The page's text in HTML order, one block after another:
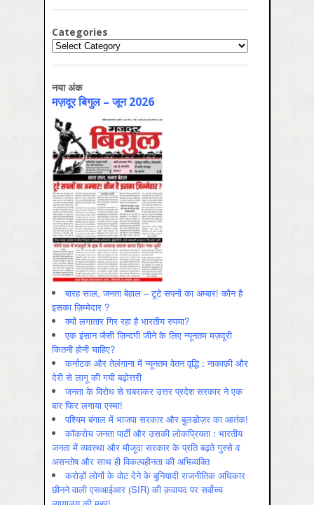
Categories
Categories
नया अंक
मज़दूर बिगुल – जून 2026
बारह साल, जनता बेहाल – टूटे सपनों का अम्बार! कौन है
इसका ज़िम्मेदार ?
क्यों लगातार गिर रहा है भारतीय रुपया?
एक इंसान जैसी ज़िन्दगी जीने के लिए न्यूनतम मज़दूरी
कितनी होनी चाहिए?
कर्नाटक और तेलंगाना में न्यूनतम वेतन वृद्धि : नाकाफ़ी और
देरी से लागू की गयी बढ़ोत्तरी
जनता के विरोध से घबराकर उत्तर प्रदेश सरकार ने एक
बार फिर लगाया एस्मा!
पश्चिम बंगाल में भाजपा सरकार और बुलडोज़र का आतंक!
कॉकरोच जनता पार्टी और उसकी लोकप्रियता : भारतीय
जनता में व्‍यवस्‍था और मौजूदा सरकार के प्रति बढ़ते गुस्‍से व
असन्‍तोष और साथ ही विकल्‍पहीनता की अभिव्‍यक्ति
करोड़ों लोगों के वोट देने के बुनियादी राजनीतिक अधिकार
छीनने वाली एसआईआर (SIR) की क़वायद पर सर्वोच्च